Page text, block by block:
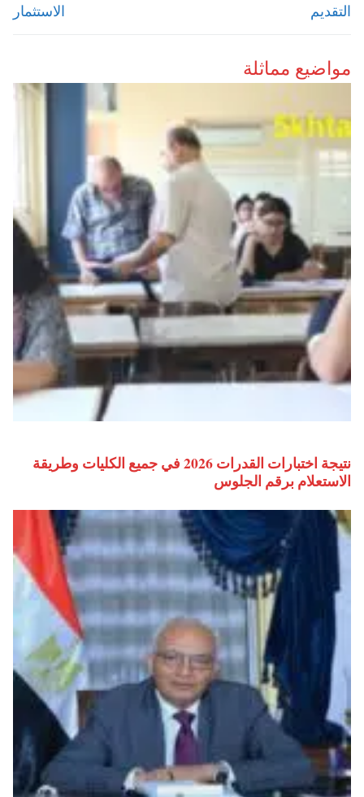
التقديم
الاستثمار
مواضيع مماثلة
نتيجة اختبارات القدرات 2026 في جميع الكليات وطريقة
الاستعلام برقم الجلوس